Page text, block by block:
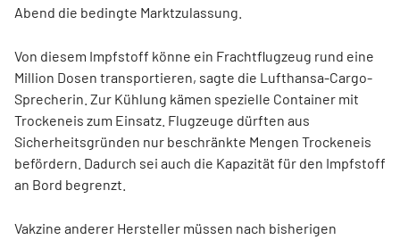
Abend die bedingte Marktzulassung.
Von diesem Impfstoff könne ein Frachtflugzeug rund eine
Million Dosen transportieren, sagte die Lufthansa-Cargo-
Sprecherin. Zur Kühlung kämen spezielle Container mit
Trockeneis zum Einsatz. Flugzeuge dürften aus
Sicherheitsgründen nur beschränkte Mengen Trockeneis
befördern. Dadurch sei auch die Kapazität für den Impfstoff
an Bord begrenzt.
Vakzine anderer Hersteller müssen nach bisherigen